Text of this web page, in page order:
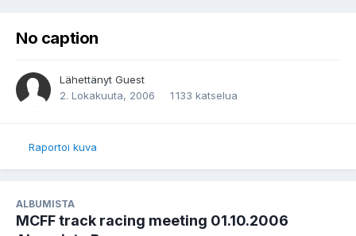
No caption
Lähettänyt Guest
2. Lokakuuta, 2006
1 133 katselua
Raportoi kuva
ALBUMISTA
MCFF track racing meeting 01.10.2006